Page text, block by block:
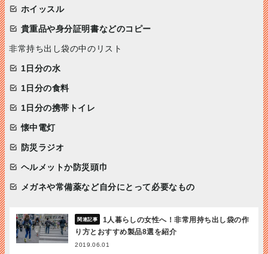
ホイッスル
貴重品や身分証明書などのコピー
非常持ち出し袋の中のリスト
1日分の水
1日分の食料
1日分の携帯トイレ
懐中電灯
防災ラジオ
ヘルメットか防災頭巾
メガネや常備薬など自分にとって必要なもの
1人暮らしの女性へ！非常用持ち出し袋の作
り方とおすすめ製品8選を紹介
2019.06.01